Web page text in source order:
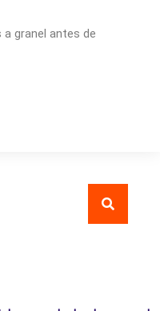
granel antes de